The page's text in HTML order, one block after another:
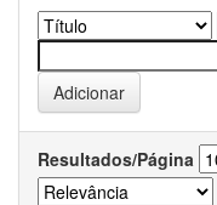
Resultados/Página